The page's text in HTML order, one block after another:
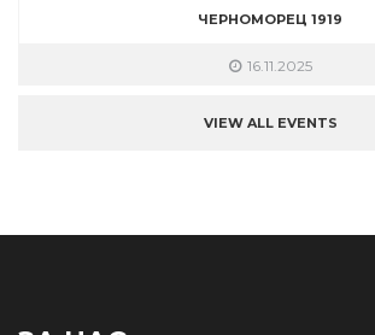
ЧЕРНОМОРЕЦ 1919
16.11.2025
VIEW ALL EVENTS